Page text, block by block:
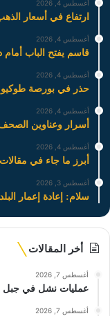
أغسطس 4, 2026
ارتفاع في أسعار
أغسطس 4, 2026
قاسم يفتح الباب
أغسطس 4, 2026
حذر في بورصة طوكيو
أغسطس 4, 2026
أسرار وعناوين الصحف
أغسطس 4, 2026
أبرز ما جاء في
أغسطس 3, 2026
سلام: إعادة إعمار
أخر المقالات
أغسطس 7, 2026
عمليات نشل في جبل
أغسطس 7, 2026